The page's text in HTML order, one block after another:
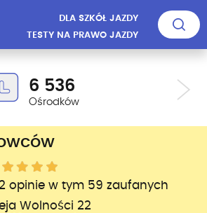
DLA SZKÓŁ JAZDY
TESTY NA PRAWO JAZDY
6 536
Ośrodków
opinie w tym 59 zaufanych
Wolności 22